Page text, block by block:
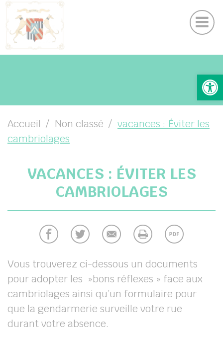
( VOS SERVICES )
( VIE LOCALE )
Contactez nous
Suivez-nous sur Facebook
Accueil Non classé
vacances : Éviter les
cambriolages
VACANCES : ÉVITER LES
CAMBRIOLAGES
Vous trouverez ci-dessous un documents
pour adopter les »bons réflexes » face aux
cambriolages ainsi qu’un formulaire pour
que la gendarmerie surveille votre rue
durant votre absence.
Panneau de gestion des cookies